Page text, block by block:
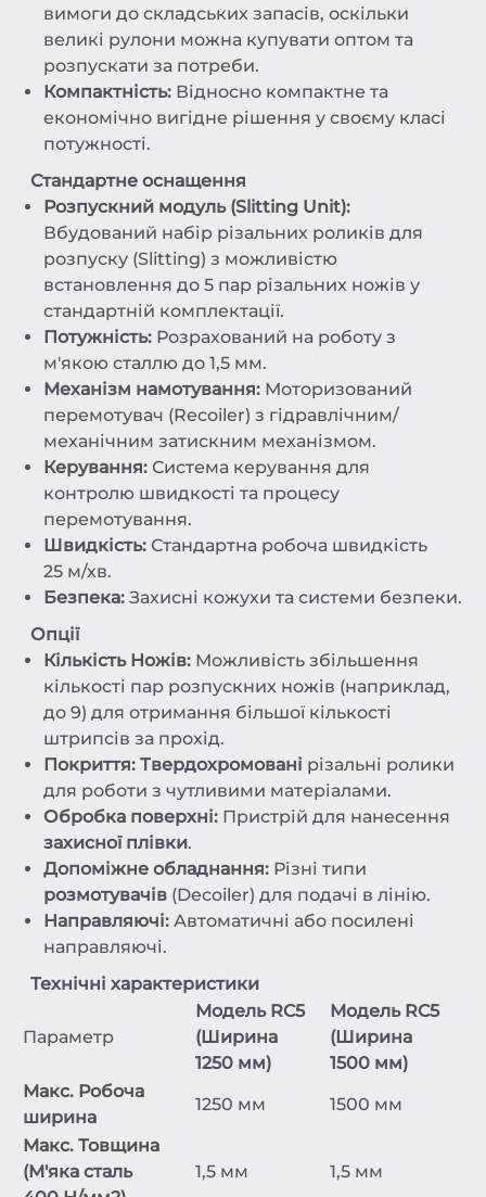
вимоги до складських запасів, оскільки
великі рулони можна купувати оптом та
розпускати за потреби.
Компактність: Відносно компактне та
економічно вигідне рішення у своєму класі
потужності.
Стандартне оснащення
Розпускний модуль (Slitting Unit):
Вбудований набір різальних роликів для
розпуску (Slitting) з можливістю
встановлення до 5 пар різальних ножів у
стандартній комплектації.
Потужність: Розрахований на роботу з
м'якою сталлю до 1,5 мм.
Механізм намотування: Моторизований
перемотувач (Recoiler) з гідравлічним/
механічним затискним механізмом.
Керування: Система керування для
контролю швидкості та процесу
перемотування.
Швидкість: Стандартна робоча швидкість
25 м/хв.
Безпека: Захисні кожухи та системи безпеки.
Опції
Кількість Ножів: Можливість збільшення
кількості пар розпускних ножів (наприклад,
до 9) для отримання більшої кількості
штрипсів за прохід.
Покриття: Твердохромовані різальні ролики
для роботи з чутливими матеріалами.
Обробка поверхні: Пристрій для нанесення
захисної плівки.
Допоміжне обладнання: Різні типи
розмотувачів (Decoiler) для подачі в лінію.
Направляючі: Автоматичні або посилені
направляючі.
Технічні характеристики
Параметр
Модель RC5
(Ширина
1250 мм)
Модель RC5
(Ширина
1500 мм)
Макс. Робоча
ширина
1250 мм
1500 мм
Макс. Товщина
(М'яка сталь
1,5 мм 1,5 мм